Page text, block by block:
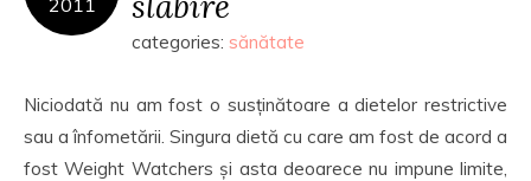
2011
categories: sănătate
Niciodată nu am fost o susținătoare a dietelor restrictive
sau a înfometării. Singura dietă cu care am fost de acord a
fost Weight Watchers și asta deoarece nu impune limite,